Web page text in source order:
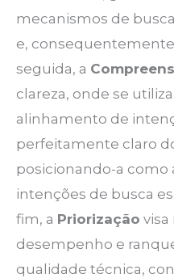
mecanismos de
e,
seguida, a
clareza, onde se
alinhamento de
perfeitamente claro
posicionando-a como
intenções de busca
fim, a Priorização visa
desempenho e
qualidade técnica,